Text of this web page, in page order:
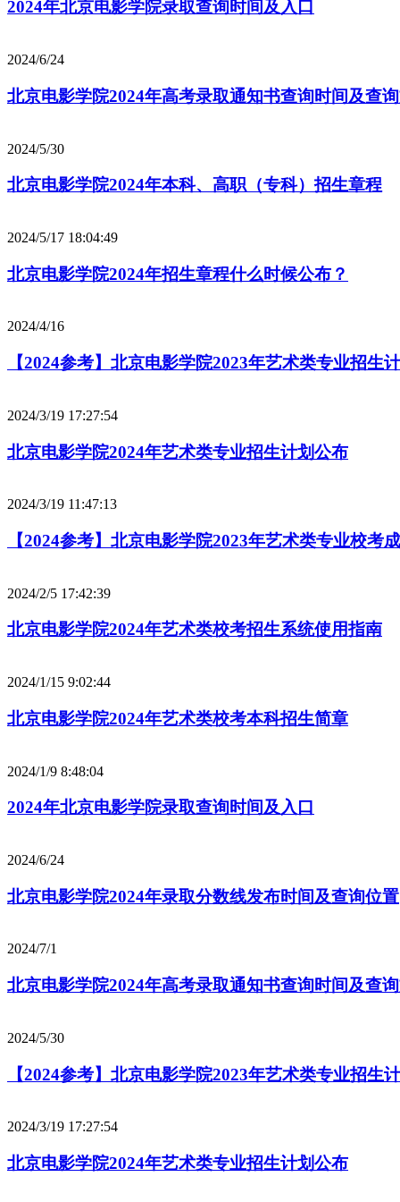
2024年北京电影学院录取查询时间及入口
2024/6/24
北京电影学院2024年高考录取通知书查询时间及查
2024/5/30
北京电影学院2024年本科、高职（专科）招生章程
2024/5/17 18:04:49
北京电影学院2024年招生章程什么时候公布？
2024/4/16
【2024参考】北京电影学院2023年艺术类专业招生
2024/3/19 17:27:54
北京电影学院2024年艺术类专业招生计划公布
2024/3/19 11:47:13
【2024参考】北京电影学院2023年艺术类专业校考
2024/2/5 17:42:39
北京电影学院2024年艺术类校考招生系统使用指南
2024/1/15 9:02:44
北京电影学院2024年艺术类校考本科招生简章
2024/1/9 8:48:04
2024年北京电影学院录取查询时间及入口
2024/6/24
北京电影学院2024年录取分数线发布时间及查询位置
2024/7/1
北京电影学院2024年高考录取通知书查询时间及查
2024/5/30
【2024参考】北京电影学院2023年艺术类专业招生
2024/3/19 17:27:54
北京电影学院2024年艺术类专业招生计划公布